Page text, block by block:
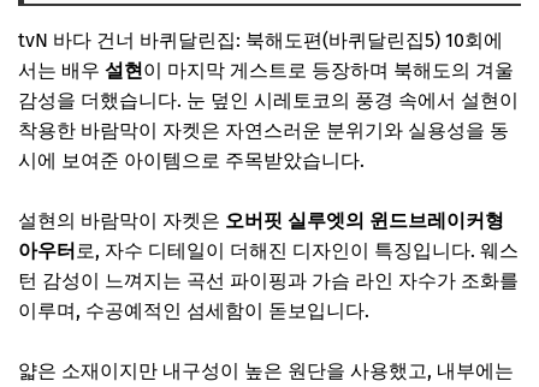
tvN 바다 건너 바퀴달린집: 북해도편(바퀴달린집5) 10회에
서는 배우 설현이 마지막 게스트로 등장하며 북해도의 겨울
감성을 더했습니다. 눈 덮인 시레토코의 풍경 속에서 설현이
착용한 바람막이 자켓은 자연스러운 분위기와 실용성을 동
시에 보여준 아이템으로 주목받았습니다.
설현의 바람막이 자켓은 오버핏 실루엣의 윈드브레이커형
아우터로, 자수 디테일이 더해진 디자인이 특징입니다. 웨스
턴 감성이 느껴지는 곡선 파이핑과 가슴 라인 자수가 조화를
이루며, 수공예적인 섬세함이 돋보입니다.
얇은 소재이지만 내구성이 높은 원단을 사용했고, 내부에는